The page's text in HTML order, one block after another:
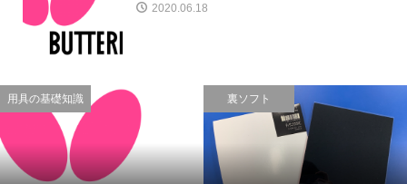
2020.06.18
用具の基礎知識 裏ソフト